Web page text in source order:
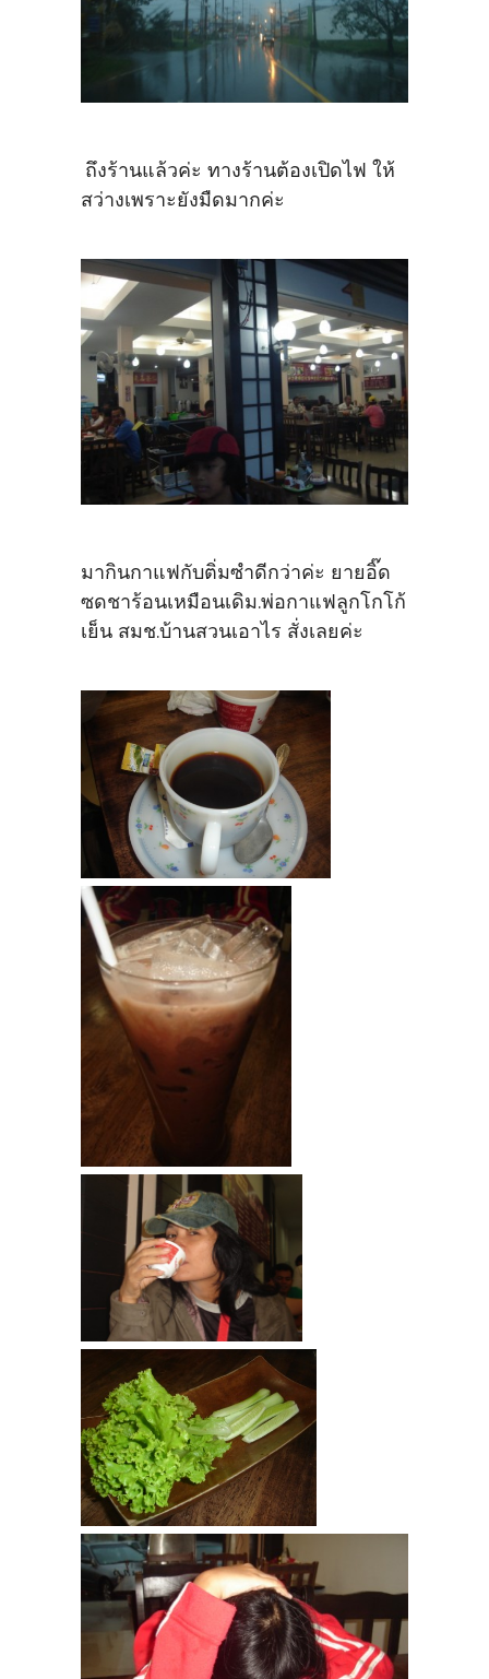
ถึงร้านแล้วค่ะ ทางร้านต้องเปิดไฟ ให้
สว่างเพราะยังมืดมากค่ะ
มากินกาแฟกับติ่มซำดีกว่าค่ะ ยายอิ๊ด
ซดชาร้อนเหมือนเดิม.พ่อกาแฟลูกโกโก้
เย็น สมช.บ้านสวนเอาไร สั่งเลยค่ะ